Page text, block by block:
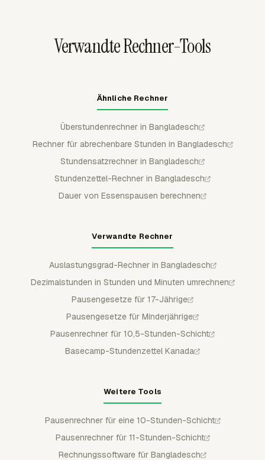
Korrekturen geprüft werden müssen.
Verwandte Rechner-Tools
Ähnliche Rechner
Überstundenrechner in Bangladesch
Rechner für abrechenbare Stunden in Bangladesch
Stundensatzrechner in Bangladesch
Stundenzettel-Rechner in Bangladesch
Dauer von Essenspausen berechnen
Verwandte Rechner
Auslastungsgrad-Rechner in Bangladesch
Dezimalstunden in Stunden und Minuten umrechnen
Pausengesetze für 17-Jährige
Pausengesetze für Minderjährige
Pausenrechner für 10,5-Stunden-Schicht
Basecamp-Stundenzettel Kanada
Weitere Tools
Pausenrechner für eine 10-Stunden-Schicht
Pausenrechner für 11-Stunden-Schicht
Rechnungssoftware für Bangladesch